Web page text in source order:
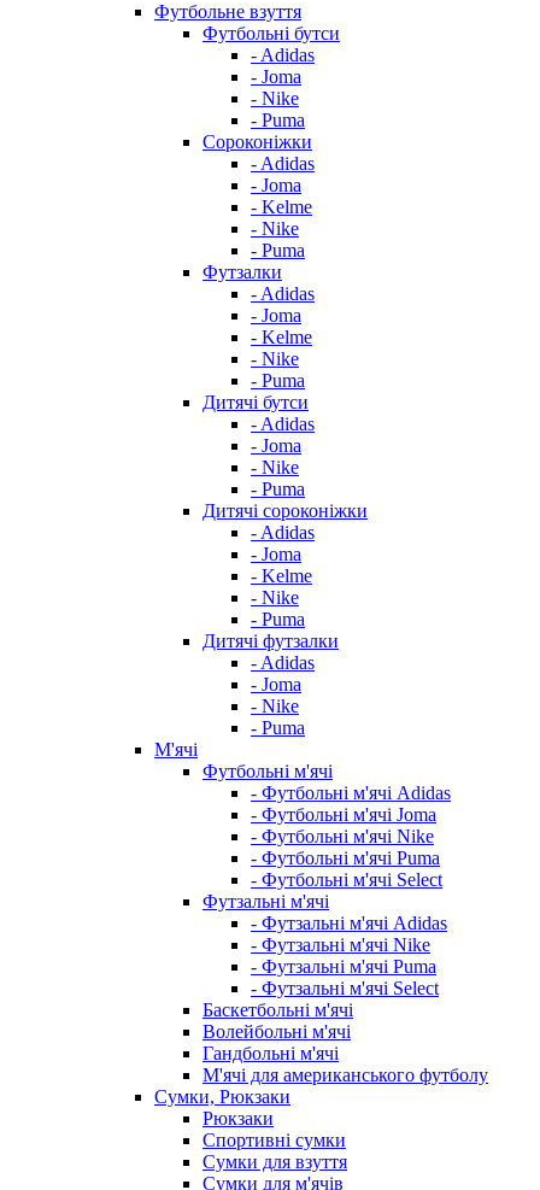
Футбольне взуття
Футбольні бутси
- Adidas
- Joma
- Nike
- Puma
Сороконіжки
- Adidas
- Joma
- Kelme
- Nike
- Puma
Футзалки
- Adidas
- Joma
- Kelme
- Nike
- Puma
Дитячі бутси
- Adidas
- Joma
- Nike
- Puma
Дитячі сороконіжки
- Adidas
- Joma
- Kelme
- Nike
- Puma
Дитячі футзалки
- Adidas
- Joma
- Nike
- Puma
М'ячі
Футбольні м'ячі
- Футбольні м'ячі Adidas
- Футбольні м'ячі Joma
- Футбольні м'ячі Nike
- Футбольні м'ячі Puma
- Футбольні м'ячі Select
Футзальні м'ячі
- Футзальні м'ячі Adidas
- Футзальні м'ячі Nike
- Футзальні м'ячі Puma
- Футзальні м'ячі Select
Баскетбольні м'ячі
Волейбольні м'ячі
Гандбольні м'ячі
М'ячі для американського футболу
Сумки, Рюкзаки
Рюкзаки
Спортивні сумки
Сумки для взуття
Сумки для м'ячів